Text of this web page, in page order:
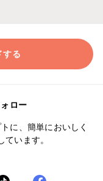
する
ロー
に、簡単においしく
います。